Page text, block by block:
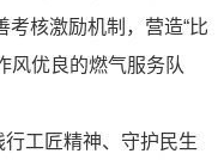
核激励机制，营造“比
风优良的燃气服务队
工匠精神、守护民生